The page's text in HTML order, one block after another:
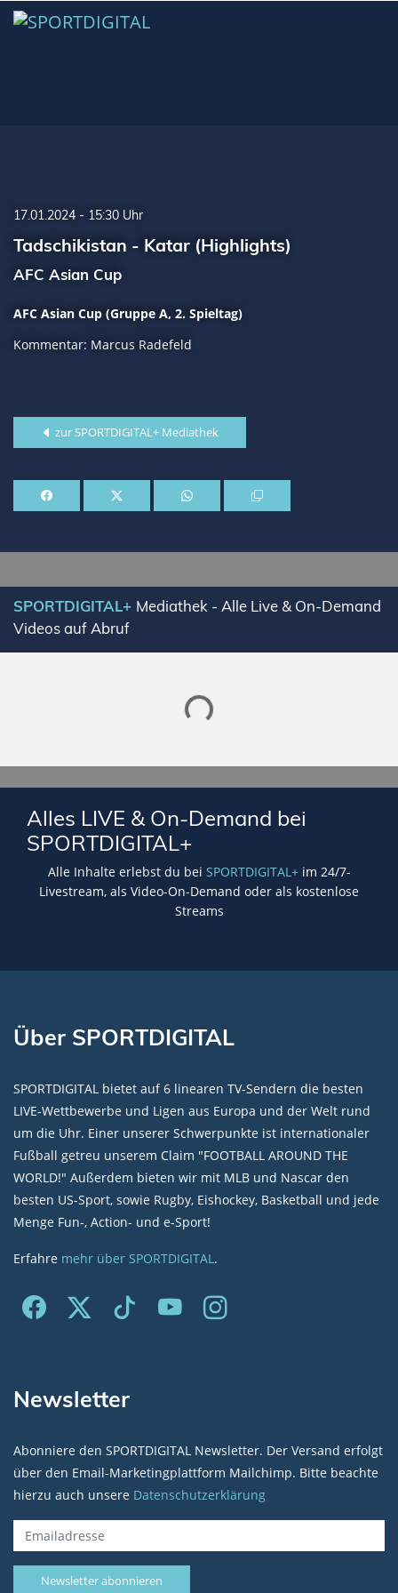
17.01.2024 - 15:30 Uhr
Tadschikistan - Katar (Highlights)
AFC Asian Cup
AFC Asian Cup (Gruppe A, 2. Spieltag)
Kommentar: Marcus Radefeld
zur SPORTDIGITAL+ Mediathek
SPORTDIGITAL+ Mediathek - Alle Live & On-Demand
Videos auf Abruf
Lade SPORTDIGITAL+ Mediathek
Alles LIVE & On-Demand bei
SPORTDIGITAL+
Alle Inhalte erlebst du bei SPORTDIGITAL+im 24/7-
Livestream, als Video-On-Demand oder als kostenlose
Streams
Über SPORTDIGITAL
SPORTDIGITAL bietet auf 6 linearen TV-Sendern die besten
LIVE-Wettbewerbe und Ligen aus Europa und der Welt rund
um die Uhr. Einer unserer Schwerpunkte ist internationaler
Fußball getreu unserem Claim "FOOTBALL AROUND THE
WORLD!" Außerdem bieten wir mit MLB und Nascar den
besten US-Sport, sowie Rugby, Eishockey, Basketball und jede
Menge Fun-, Action- und e-Sport!
Erfahre mehr über SPORTDIGITAL.
Newsletter
Abonniere den SPORTDIGITAL Newsletter. Der Versand erfolgt
über den Email-Marketingplattform Mailchimp. Bitte beachte
hierzu auch unsere Datenschutzerklärung